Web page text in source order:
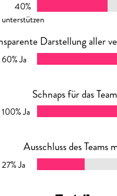
40%
unterstützen
Darstellung aller
60% Ja
Schnaps für das
100% Ja
Ausschluss des
27% Ja